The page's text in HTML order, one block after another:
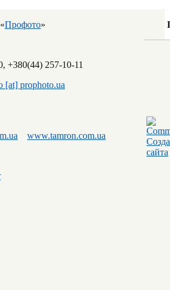
Профото»
+380(44) 257-10-11
[at] prophoto.ua
www.tamron.com.ua